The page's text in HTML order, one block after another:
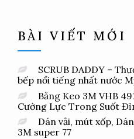
BÀI VIẾT MỚI
SCRUB DADDY –
bếp nổi tiếng nhất nước
Băng Keo 3M VHB
Cường Lực Trong Suốt
Dán vải, mút xốp,
3M super 77